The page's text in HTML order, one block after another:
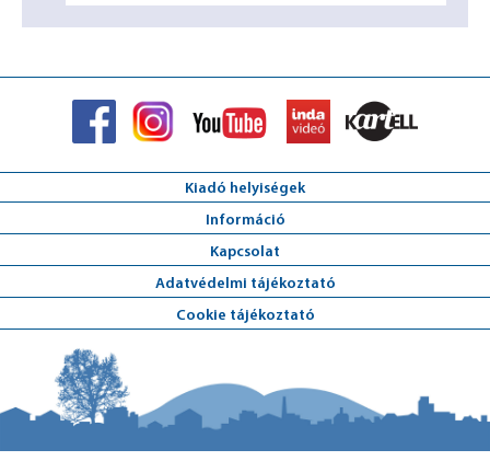
Kiadó helyiségek
Információ
Kapcsolat
Adatvédelmi tájékoztató
Cookie tájékoztató